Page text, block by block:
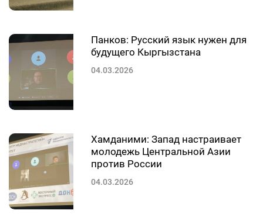
Панков: Русский язык нужен для
будущего Кыргызстана
04.03.2026
Хамданими: Запад настраивает
молодежь Центральной Азии
против России
04.03.2026